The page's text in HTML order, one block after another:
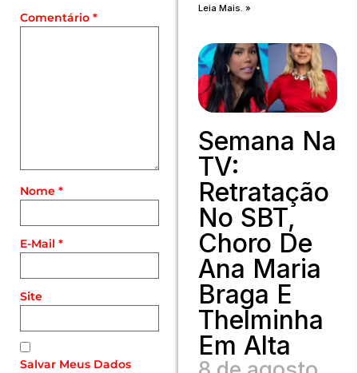
Comentário *
Nome *
E-Mail *
Site
Salvar Meus Dados
Leia Mais. »
Semana Na
TV:
Retratação
No SBT,
Choro De
Ana Maria
Braga E
Thelminha
Em Alta